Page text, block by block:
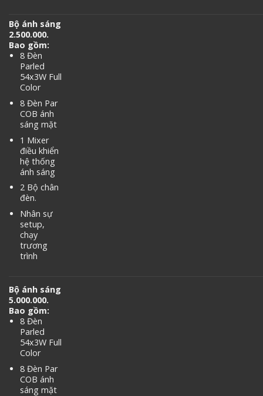
Bộ ánh sáng
2.500.000.
Bao gồm:
8 Đèn
Parled
54x3W Full
Color
8 Đèn Par
COB ánh
sáng mặt
1 Mixer
điều khiển
hệ thống
ánh sáng
2 Bộ chân
đèn.
Nhân sự
setup,
chạy
trương
trình
Bộ ánh sáng
5.000.000.
Bao gồm:
8 Đèn
Parled
54x3W Full
Color
8 Đèn Par
COB ánh
sáng mặt